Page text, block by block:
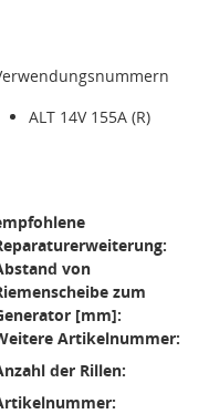
ALT 14V 155A (R)
von
zum
[mm]:
Artikelnummer:
der Rillen: